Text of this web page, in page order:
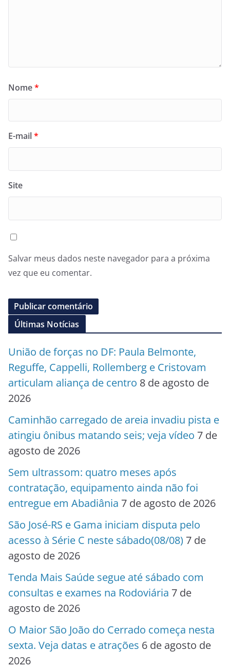
Nome*
E-mail*
Site
Salvar meus dados neste navegador para a próxima
vez que eu comentar.
Últimas Notícias
União de forças no DF: Paula Belmonte,
Reguffe, Cappelli, Rollemberg e Cristovam
articulam aliança de centro 8 de agosto de
2026
Caminhão carregado de areia invadiu pista e
atingiu ônibus matando seis; veja vídeo 7 de
agosto de 2026
Sem ultrassom: quatro meses após
contratação, equipamento ainda não foi
entregue em Abadiânia 7 de agosto de 2026
São José-RS e Gama iniciam disputa pelo
acesso à Série C neste sábado(08/08) 7 de
agosto de 2026
Tenda Mais Saúde segue até sábado com
consultas e exames na Rodoviária 7 de
agosto de 2026
O Maior São João do Cerrado começa nesta
sexta. Veja datas e atrações 6 de agosto de
2026